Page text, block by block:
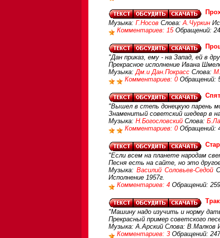
Музыка: Г.Носов Слова:А.Чуркин
Комментариев: 15 Обращений:
"Дан приказ, ему - на Запад, ей в
Прекрасное исполнение Ивана
Музыка:Дм.и Дан.Покрасс Слова:
Комментариев: 0 Обращений:
"Вышел в степь донецкую парень
Знаменитый советский шедевр в
Музыка: Н.Богословский Слова:
Комментариев: 0 Обращений:
"Если всем на планете народам
Песня есть на сайте, но это
Музыка: Василий Соловьев-Седой
Исполнение 1957г.
Комментариев: 4 Обращений:
"Машину надо изучить и норму
Прекрасный пример советского
Музыка: А.Арский Слова: В.Малков
Комментариев: 3 Обращений: